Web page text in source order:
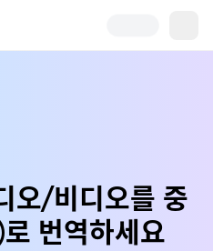
오/비디오를 중
번역하세요